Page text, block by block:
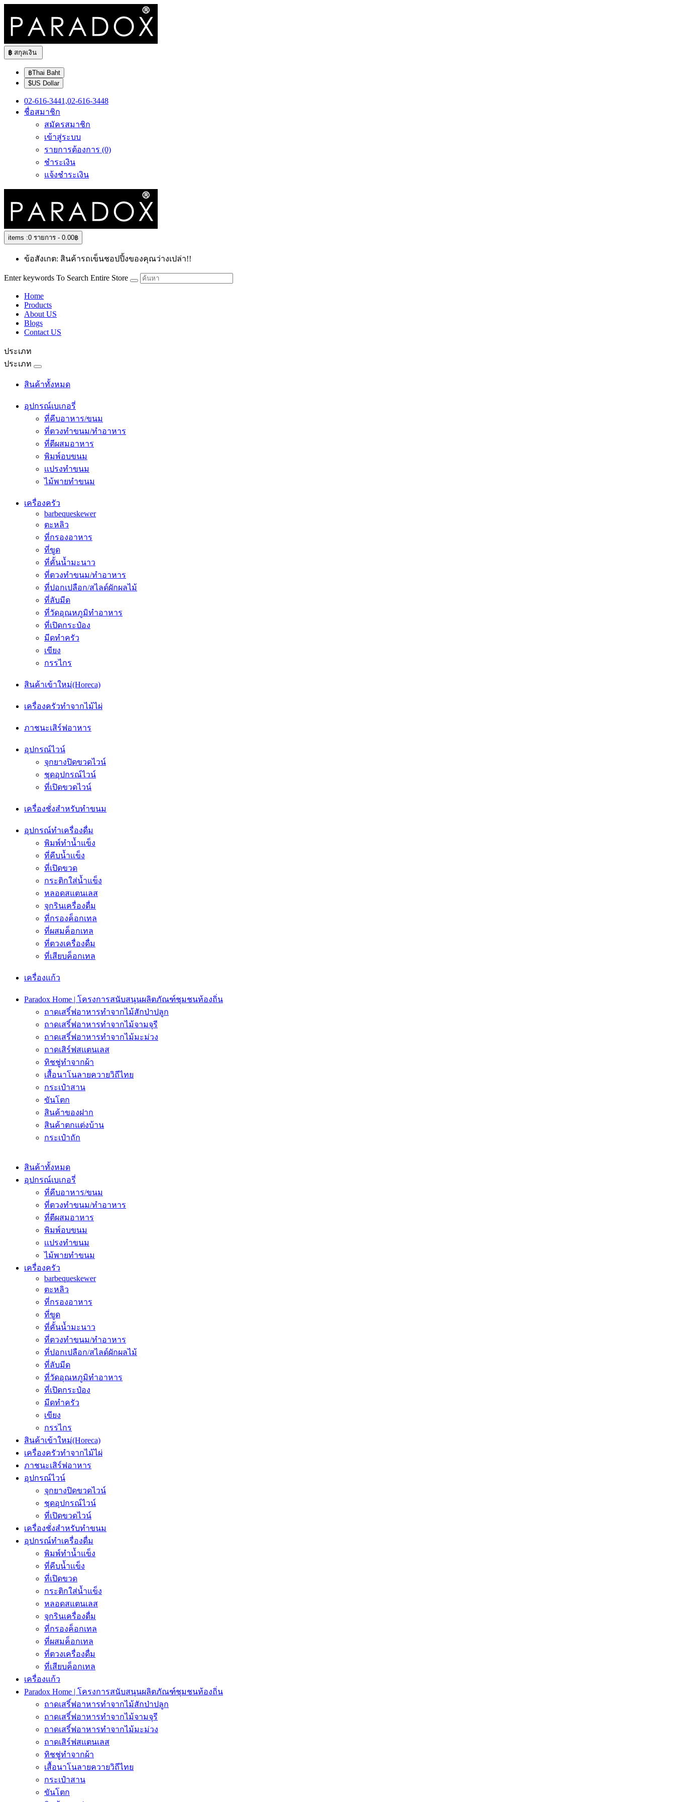
฿ สกุลเงิน
฿Thai Baht
$US Dollar
02-616-3441,02-616-3448
ชื่อสมาชิก
สมัครสมาชิก
เข้าสู่ระบบ
รายการต้องการ (0)
ชำระเงิน
แจ้งชำระเงิน
items :0 รายการ - 0.00฿
ข้อสังเกต: สินค้ารถเข็นชอปปิ้งของคุณว่างเปล่า!!
Enter keywords To Search Entire Store
Home
Products
About US
Blogs
Contact US
ประเภท
ประเภท
สินค้าทั้งหมด
อุปกรณ์เบเกอรี่
ที่คีบอาหาร/ขนม
ที่ตวงทำขนม/ทำอาหาร
ที่ตีผสมอาหาร
พิมพ์อบขนม
เเปรงทำขนม
ไม้พายทำขนม
เครื่องครัว
barbequeskewer
ตะหลิว
ที่กรองอาหาร
ที่ขูด
ที่คั้นน้ำมะนาว
ที่ตวงทำขนม/ทำอาหาร
ที่ปอกเปลือก/สไลด์ผักผลไม้
ที่ลับมีด
ที่วัดอุณหภูมิทำอาหาร
ที่เปิดกระป๋อง
มีดทำครัว
เขียง
กรรไกร
สินค้าเข้าใหม่(Horeca)
เครื่องครัวทำจากไม้ไผ่
ภาชนะเสิร์ฟอาหาร
อุปกรณ์ไวน์
จุกยางปิดขวดไวน์
ชุดอุปกรณ์ไวน์
ที่เปิดขวดไวน์
เครื่องชั่งสำหรับทำขนม
อุปกรณ์ทำเครื่องดื่ม
พิมพ์ทำน้ำแข็ง
ที่คีบน้ำเเข็ง
ที่เปิดขวด
กระติกใส่น้ำแข็ง
หลอดสแตนเลส
จุกรินเครื่องดื่ม
ที่กรองค็อกเทล
ที่ผสมค็อกเทล
ที่ตวงเครื่องดื่ม
ที่เสียบค็อกเทล
เครื่องเเก้ว
Paradox Home | โครงการสนับสนุนผลิตภัณฑ์ชุมชนท้องถิ่น
ถาดเสริ์ฟอาหารทำจากไม้สักป่าปลูก
ถาดเสริ์ฟอาหารทำจากไม้จามจุรี
ถาดเสริ์ฟอาหารทำจากไม้มะม่วง
ถาดเสิร์ฟสเเตนเลส
ทิชชู่ทำจากผ้า
เสื้อนาโนลายควายวิถีไทย
กระเป๋าสาน
ขันโตก
สินค้าของฝาก
สินค้าตกแต่งบ้าน
กระเป๋าถัก
สินค้าทั้งหมด
อุปกรณ์เบเกอรี่
ที่คีบอาหาร/ขนม
ที่ตวงทำขนม/ทำอาหาร
ที่ตีผสมอาหาร
พิมพ์อบขนม
เเปรงทำขนม
ไม้พายทำขนม
เครื่องครัว
barbequeskewer
ตะหลิว
ที่กรองอาหาร
ที่ขูด
ที่คั้นน้ำมะนาว
ที่ตวงทำขนม/ทำอาหาร
ที่ปอกเปลือก/สไลด์ผักผลไม้
ที่ลับมีด
ที่วัดอุณหภูมิทำอาหาร
ที่เปิดกระป๋อง
มีดทำครัว
เขียง
กรรไกร
สินค้าเข้าใหม่(Horeca)
เครื่องครัวทำจากไม้ไผ่
ภาชนะเสิร์ฟอาหาร
อุปกรณ์ไวน์
จุกยางปิดขวดไวน์
ชุดอุปกรณ์ไวน์
ที่เปิดขวดไวน์
เครื่องชั่งสำหรับทำขนม
อุปกรณ์ทำเครื่องดื่ม
พิมพ์ทำน้ำแข็ง
ที่คีบน้ำเเข็ง
ที่เปิดขวด
กระติกใส่น้ำแข็ง
หลอดสแตนเลส
จุกรินเครื่องดื่ม
ที่กรองค็อกเทล
ที่ผสมค็อกเทล
ที่ตวงเครื่องดื่ม
ที่เสียบค็อกเทล
เครื่องเเก้ว
Paradox Home | โครงการสนับสนุนผลิตภัณฑ์ชุมชนท้องถิ่น
ถาดเสริ์ฟอาหารทำจากไม้สักป่าปลูก
ถาดเสริ์ฟอาหารทำจากไม้จามจุรี
ถาดเสริ์ฟอาหารทำจากไม้มะม่วง
ถาดเสิร์ฟสเเตนเลส
ทิชชู่ทำจากผ้า
เสื้อนาโนลายควายวิถีไทย
กระเป๋าสาน
ขันโตก